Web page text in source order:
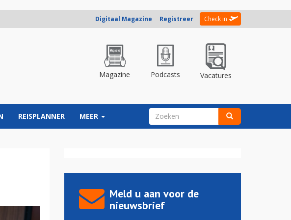
Digitaal Magazine Registreer Check in
Magazine Podcasts Vacatures
REISPLANNER MEER ZOEKVELD
Meld u aan voor de
nieuwsbrief